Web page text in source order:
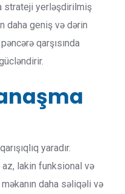
strateji yerləşdirilmiş
daha geniş və dərin
qarşısında
yaradır.
lakin funksional və
daha səliqəli və